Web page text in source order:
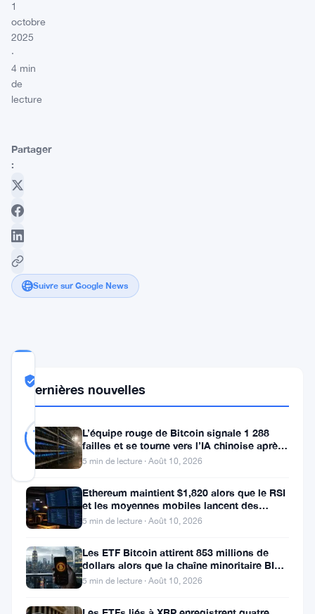
1
octobre
2025
·
4 min
de
lecture
Partager
:
Suivre sur Google News
SCORE
79%
RÉEL
Réel
votes
Mis à jour 10 mois il y a
YoungHoon
Kim,
originaire
Corée
Dernières nouvelles
L’équipe rouge de Bitcoin signale 1 288
failles et se tourne vers l’IA chinoise après
le verrouillage d’OpenAI
5 min de lecture · Août 10, 2026
Ethereum maintient $1,820 alors que le RSI
et les moyennes mobiles lancent des
signaux d’avertissement
5 min de lecture · Août 10, 2026
Les ETF Bitcoin attirent 853 millions de
dollars alors que la chaîne minoritaire BIP-
110 meurt après deux
5 min de lecture · Août 10, 2026